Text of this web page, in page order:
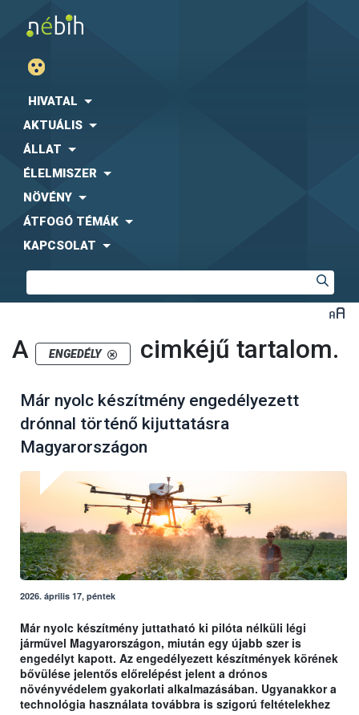
HIVATAL
AKTUÁLIS
ÁLLAT
ÉLELMISZER
NÖVÉNY
ÁTFOGÓ TÉMÁK
KAPCSOLAT
A ENGEDÉLY cimkéjű tartalom.
Már nyolc készítmény engedélyezett
drónnal történő kijuttatásra
Magyarországon
2026. április 17, péntek
Már nyolc készítmény juttatható ki pilóta nélküli légi
járművel Magyarországon, miután egy újabb szer is
engedélyt kapott. Az engedélyezett készítmények körének
bővülése jelentős előrelépést jelent a drónos
növényvédelem gyakorlati alkalmazásában. Ugyanakkor a
technológia használata továbbra is szigorú feltételekhez